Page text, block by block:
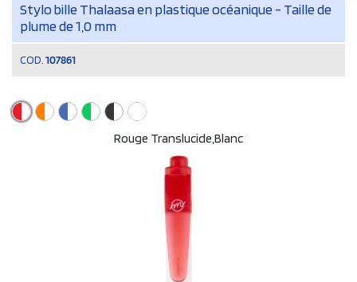
Stylo bille Thalaasa en plastique océanique - Taille de
plume de 1,0 mm
COD. 107861
Rouge Translucide,Blanc